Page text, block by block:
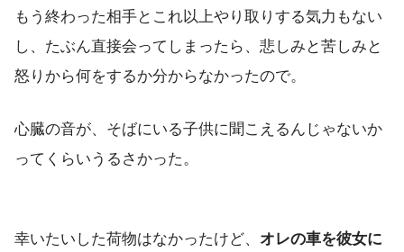
もう終わった相手とこれ以上やり取りする気力もない
し、たぶん直接会ってしまったら、悲しみと苦しみと
怒りから何をするか分からなかったので。
心臓の音が、そばにいる子供に聞こえるんじゃないか
ってくらいうるさかった。
幸いたいした荷物はなかったけど、 オレの車を彼女に